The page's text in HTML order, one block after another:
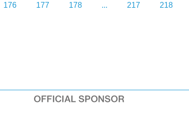
176 177 178 ... 217 218